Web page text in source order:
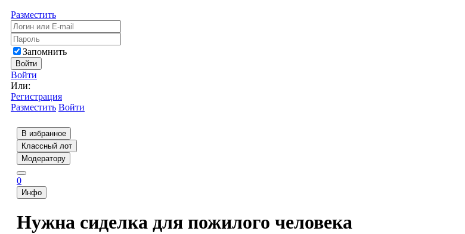
Разместить
Запомнить
Войти
Войти
Или:
Регистрация
Разместить Войти
В избранное
Классный лот
Модератору
0
Инфо
Нужна сиделка для пожилого человека